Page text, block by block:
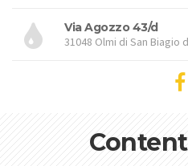
Via Agozzo 43/d
31048 Olmi di San Biagio